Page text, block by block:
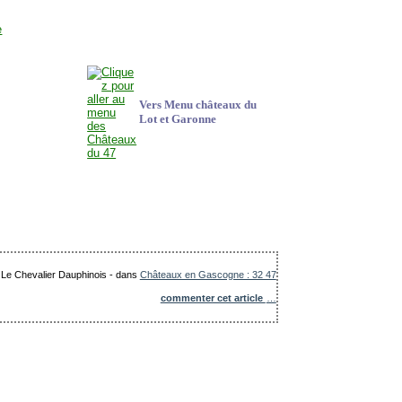
Vers Menu châteaux du
Lot et Garonne
Chevalier Dauphinois -dans Châteaux en Gascogne : 32 47
commenter cet article